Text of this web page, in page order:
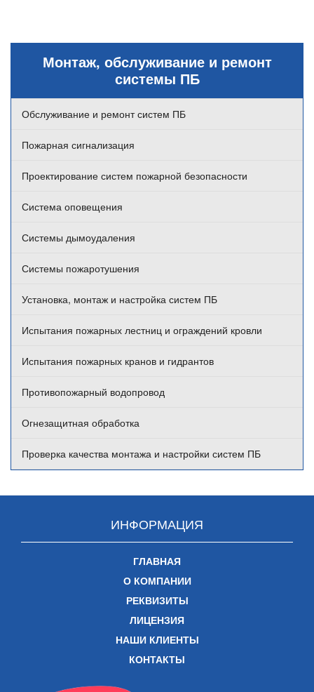
Монтаж, обслуживание и ремонт
системы ПБ
Обслуживание и ремонт систем ПБ
Пожарная сигнализация
Проектирование систем пожарной безопасности
Система оповещения
Системы дымоудаления
Системы пожаротушения
Установка, монтаж и настройка систем ПБ
Испытания пожарных лестниц и ограждений кровли
Испытания пожарных кранов и гидрантов
Противопожарный водопровод
Огнезащитная обработка
Проверка качества монтажа и настройки систем ПБ
ИНФОРМАЦИЯ
ГЛАВНАЯ
О КОМПАНИИ
РЕКВИЗИТЫ
ЛИЦЕНЗИЯ
НАШИ КЛИЕНТЫ
КОНТАКТЫ